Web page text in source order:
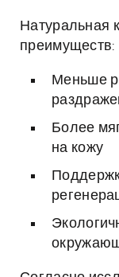
Натуральная
преимуществ:
Меньше
Более
на кожу